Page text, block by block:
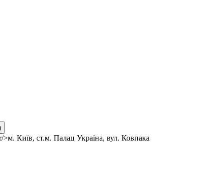
Київ, ст.м. Палац Україна, вул. Ковпака